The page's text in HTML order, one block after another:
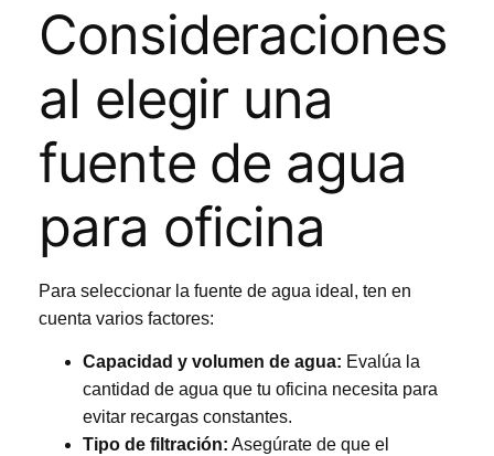
Consideraciones
al elegir una
fuente de agua
para oficina
Para seleccionar la fuente de agua ideal, ten en
cuenta varios factores:
Capacidad y volumen de agua: Evalúa la
cantidad de agua que tu oficina necesita para
evitar recargas constantes.
Tipo de filtración: Asegúrate de que el